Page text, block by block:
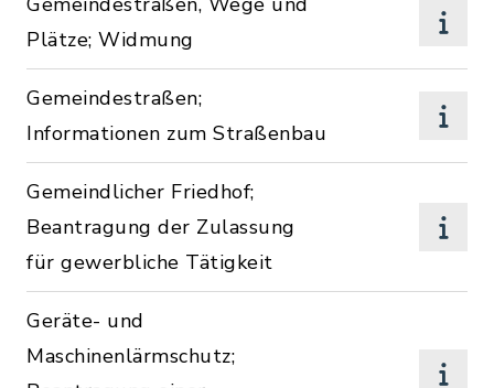
Plätze; Widmung
Gemeindestraßen;
Informationen zum Straßenbau
Gemeindlicher Friedhof;
Beantragung der Zulassung
für gewerbliche Tätigkeit
Geräte- und
Maschinenlärmschutz;